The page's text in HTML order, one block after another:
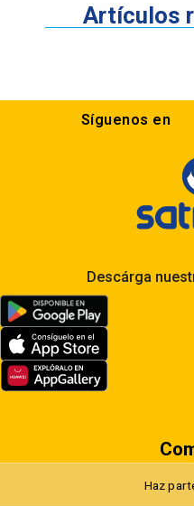
Artículos
Síguenos en
Descárga
Haz